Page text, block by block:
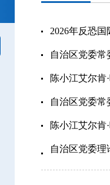
2026年反恐
自治区党委常
陈小江艾尔肯
自治区党委常
陈小江艾尔肯
自治区党委